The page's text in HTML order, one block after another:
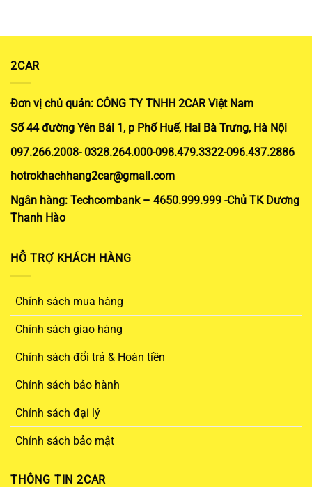
5
2CAR
Đơn vị chủ quản: CÔNG TY TNHH 2CAR Việt Nam
Số 44 đường Yên Bái 1, p Phố Huế, Hai Bà Trưng, Hà Nội
097.266.2008- 0328.264.000-098.479.3322-096.437.2886
hotrokhachhang2car@gmail.com
Ngân hàng: Techcombank – 4650.999.999 -Chủ TK Dương
Thanh Hào
HỖ TRỢ KHÁCH HÀNG
Chính sách mua hàng
Chính sách giao hàng
Chính sách đổi trả & Hoàn tiền
Chính sách bảo hành
Chính sách đại lý
Chính sách bảo mật
THÔNG TIN 2CAR